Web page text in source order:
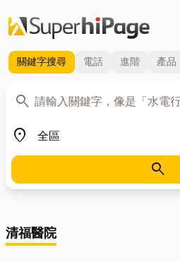
關鍵字搜尋 電話 進階 產品
search
關鍵字
place
地區
search
清福醫院